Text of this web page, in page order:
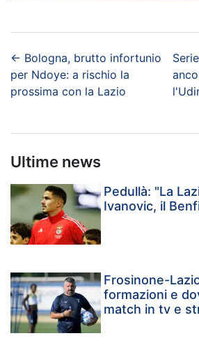
← Bologna, brutto infortunio
per Ndoye: a rischio la
prossima con la Lazio
Ultime news
Pedullà: "La
Ivanovic, il
Frosinone-
formazioni e
match in tv e